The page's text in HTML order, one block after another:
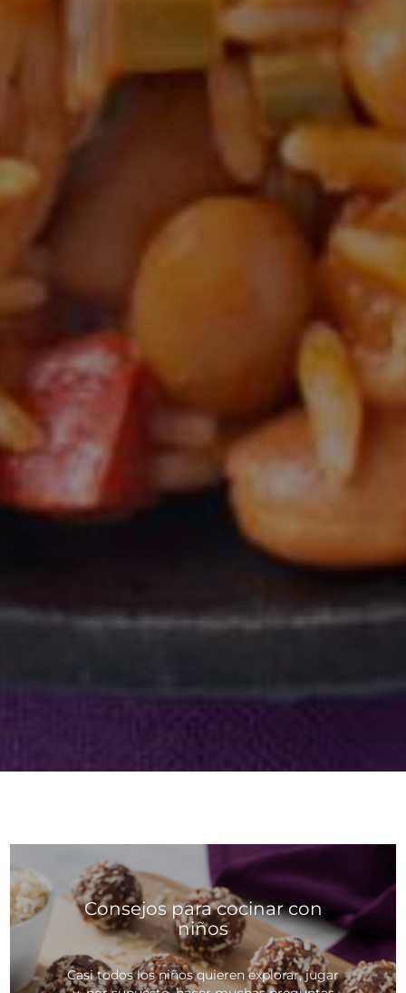
Consejos para cocinar con
niños
Casi todos los niños quieren explorar, jugar